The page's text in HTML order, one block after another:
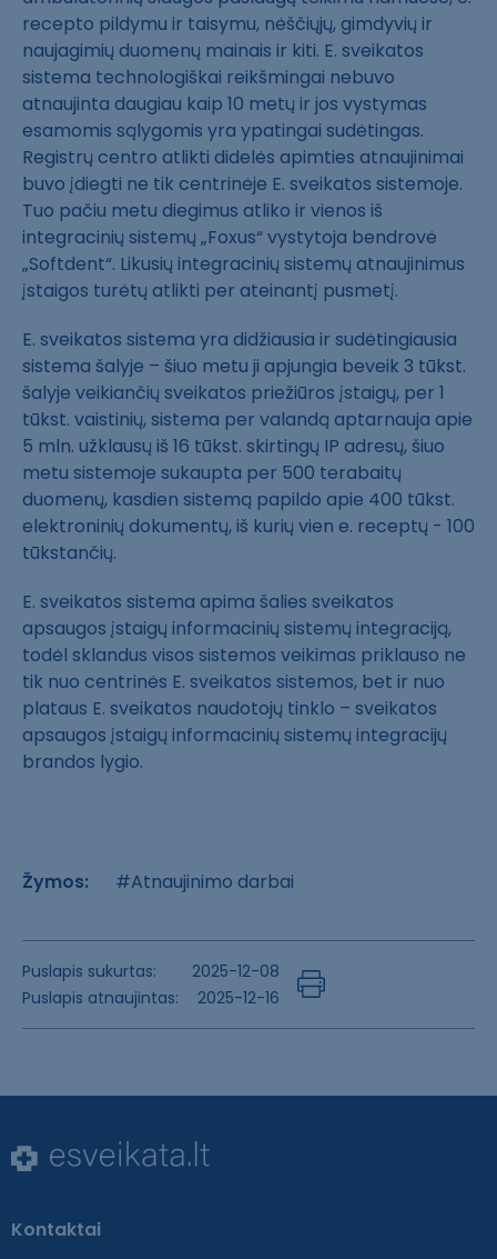
recepto pildymu ir taisymu, nėščiųjų, gimdyvių ir
naujagimių duomenų mainais ir kiti. E. sveikatos
sistema technologiškai reikšmingai nebuvo
atnaujinta daugiau kaip 10 metų ir jos vystymas
esamomis sąlygomis yra ypatingai sudėtingas.
Registrų centro atlikti didelės apimties atnaujinimai
buvo įdiegti ne tik centrinėje E. sveikatos sistemoje.
Tuo pačiu metu diegimus atliko ir vienos iš
integracinių sistemų „Foxus“ vystytoja bendrovė
„Softdent“. Likusių integracinių sistemų atnaujinimus
įstaigos turėtų atlikti per ateinantį pusmetį.
E. sveikatos sistema yra didžiausia ir sudėtingiausia
sistema šalyje – šiuo metu ji apjungia beveik 3 tūkst.
šalyje veikiančių sveikatos priežiūros įstaigų, per 1
tūkst. vaistinių, sistema per valandą aptarnauja apie
5 mln. užklausų iš 16 tūkst. skirtingų IP adresų, šiuo
metu sistemoje sukaupta per 500 terabaitų
duomenų, kasdien sistemą papildo apie 400 tūkst.
elektroninių dokumentų, iš kurių vien e. receptų - 100
tūkstančių.
E. sveikatos sistema apima šalies sveikatos
apsaugos įstaigų informacinių sistemų integraciją,
todėl sklandus visos sistemos veikimas priklauso ne
tik nuo centrinės E. sveikatos sistemos, bet ir nuo
plataus E. sveikatos naudotojų tinklo – sveikatos
apsaugos įstaigų informacinių sistemų integracijų
brandos lygio.
Žymos: #Atnaujinimo darbai
Puslapis sukurtas:
Puslapis atnaujintas:
2025-12-08
2025-12-16
Kontaktai